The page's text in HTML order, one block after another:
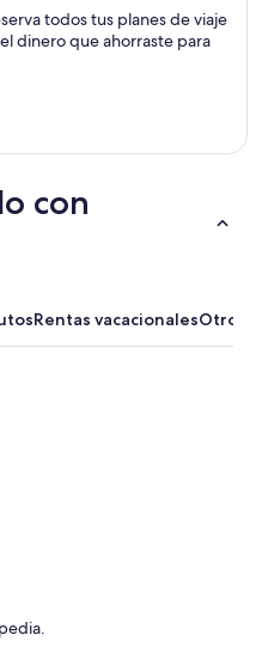
todos tus planes de viaje
dinero que ahorraste para
con
Rentas vacacionalesOtros